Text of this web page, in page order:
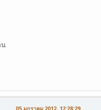
น
05 มกราคม 2012, 12:28:29